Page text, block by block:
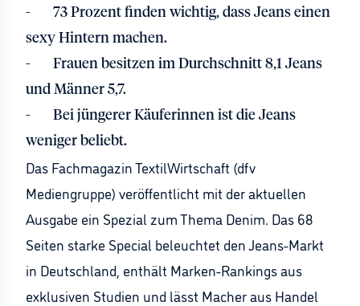
- 73 Prozent finden wichtig, dass Jeans einen
sexy Hintern machen.
- Frauen besitzen im Durchschnitt 8,1 Jeans
und Männer 5,7.
- Bei jüngerer Käuferinnen ist die Jeans
weniger beliebt.
Das Fachmagazin TextilWirtschaft (dfv
Mediengruppe) veröffentlicht mit der aktuellen
Ausgabe ein Spezial zum Thema Denim. Das 68
Seiten starke Special beleuchtet den Jeans-Markt
in Deutschland, enthält Marken-Rankings aus
exklusiven Studien und lässt Macher aus Handel